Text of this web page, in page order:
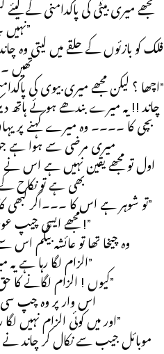
نہیں ۔۔”
فلک کو بازئوں کے حلقے میں لیتی وہ
تھیں
“اچھا ؟ لیکن مجھے میری بیوی کی پاکدامنی کے لیئے ثبوت درکار ہے ۔۔۔”
بچی کا ۔۔۔۔ وہ میرے کہنے پر
میری مرضی سے ہوا ہے
اول تو مجھے یقین نہیں ہے اس نے
بھی ہے تو نکاح کے
تو شوہر ہے اس کا ۔۔۔اگر کبھی کال میسج کر بھی لیے تو کیا ہو گیا؟”
“مجھے ایسی چیپ عورت نہیں چاہیے !”
وہ چیخا تھا تو عائشہ بیگم
“الزام لگا رہا ہے یہ میری بیٹی پر ۔۔۔”
“کیوں ! الزام لگانے کا حق صرف آپ کو ہے ؟”
اس وار پر وہ چپ
“اور میں کوئی الزام نہیں لگا رہا یہ رہا ثبوت ۔۔۔۔۔”
موبائل جیب سے نکال کر چاند نے